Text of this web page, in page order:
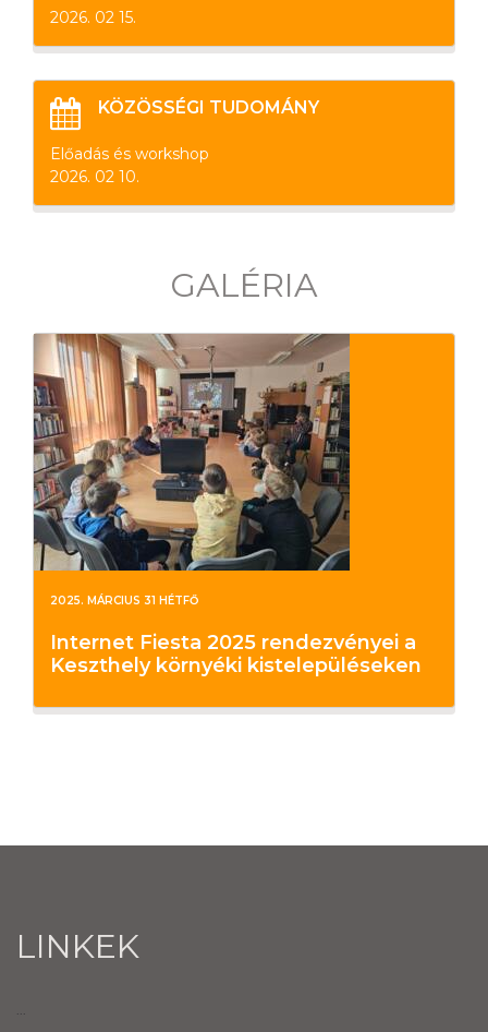
2026. 02 15.
KÖZÖSSÉGI TUDOMÁNY
Előadás és workshop
2026. 02 10.
GALÉRIA
2025. MÁRCIUS 31 HÉTFŐ
Internet Fiesta 2025 rendezvényei a
Keszthely környéki kistelepüléseken
LINKEK
...